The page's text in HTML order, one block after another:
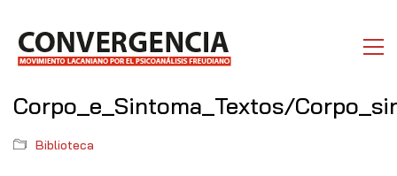
Corpo_e_Sintoma_Textos/
Biblioteca